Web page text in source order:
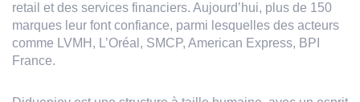
retail et des services financiers. Aujourd’hui, plus de 150
marques leur font confiance, parmi lesquelles des acteurs
comme LVMH, L’Oréal, SMCP, American Express, BPI
France.